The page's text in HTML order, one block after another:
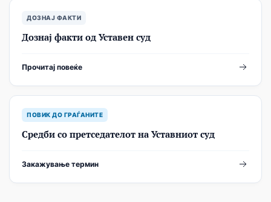
ДОЗНАЈ ФАКТИ
Дознај факти од Уставен суд
Прочитај повеќе
ПОВИК ДО ГРАЃАНИТЕ
Средби со претседателот на Уставниот суд
Закажување термин